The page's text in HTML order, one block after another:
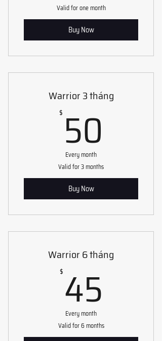
Valid for one month
Buy Now
Warrior 3 tháng
$ 50
Every month
Valid for 3 months
Buy Now
Warrior 6 tháng
$ 45
Every month
Valid for 6 months